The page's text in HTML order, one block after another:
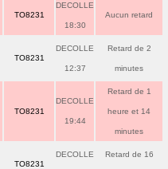
TO8231
DECOLLE
18:30
Aucun retard
TO8231
DECOLLE
12:37
Retard de 2
minutes
TO8231
DECOLLE
19:44
Retard de 1
heure et 14
minutes
TO8231
DECOLLE Retard de 16